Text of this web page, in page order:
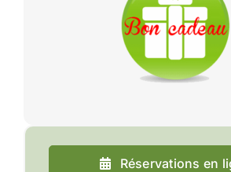
Réservations en